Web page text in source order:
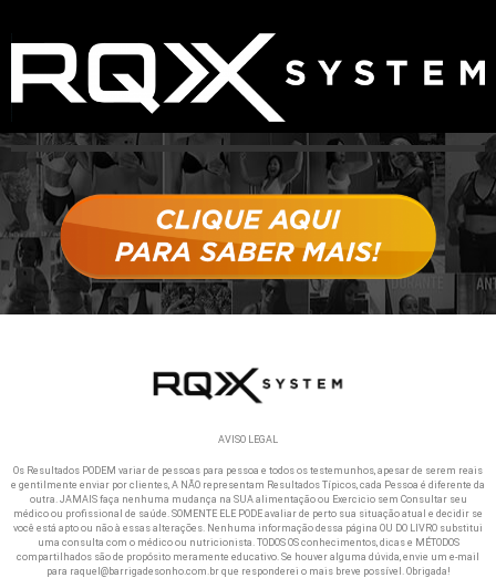
AVISO LEGAL
Os Resultados PODEM variar de pessoas para pessoa e todos os testemunhos, apesar de serem reais
e gentilmente enviar por clientes, A NÃO representam Resultados Típicos, cada Pessoa é diferente da
outra. JAMAIS faça nenhuma mudança na SUA alimentação ou Exercicio sem Consultar seu
médico ou profissional de saúde. SOMENTE ELE PODE avaliar de perto sua situação atual e decidir se
você está apto ou não à essas alterações. Nenhuma informação dessa página OU DO LIVRO substitui
uma consulta com o médico ou nutricionista. TODOS OS conhecimentos, dicas e MÉTODOS
compartilhados são de propósito meramente educativo. Se houver alguma dúvida, envie um e-mail
para raquel@barrigadesonho.com.br que responderei o mais breve possível. Obrigada!